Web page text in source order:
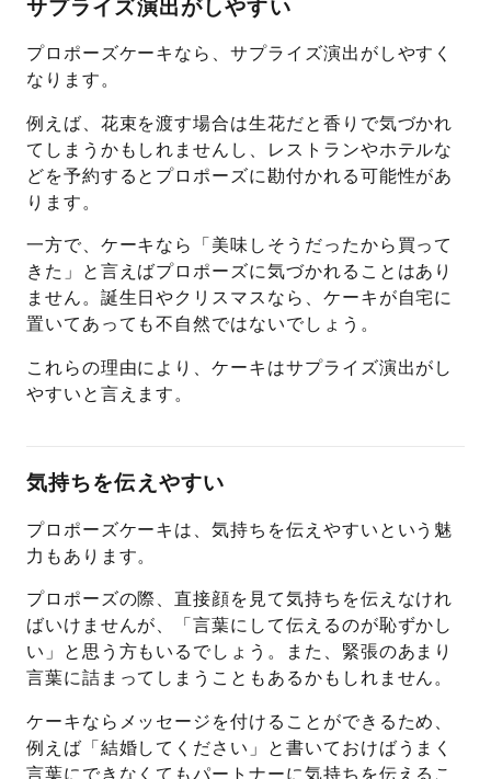
サプライズ演出がしやすい
プロポーズケーキなら、サプライズ演出がしやすく
なります。
例えば、花束を渡す場合は生花だと香りで気づかれ
てしまうかもしれませんし、レストランやホテルな
どを予約するとプロポーズに勘付かれる可能性があ
ります。
一方で、ケーキなら「美味しそうだったから買って
きた」と言えばプロポーズに気づかれることはあり
ません。誕生日やクリスマスなら、ケーキが自宅に
置いてあっても不自然ではないでしょう。
これらの理由により、ケーキはサプライズ演出がし
やすいと言えます。
気持ちを伝えやすい
プロポーズケーキは、気持ちを伝えやすいという魅
力もあります。
プロポーズの際、直接顔を見て気持ちを伝えなけれ
ばいけませんが、「言葉にして伝えるのが恥ずかし
い」と思う方もいるでしょう。また、緊張のあまり
言葉に詰まってしまうこともあるかもしれません。
ケーキならメッセージを付けることができるため、
例えば「結婚してください」と書いておけばうまく
言葉にできなくてもパートナーに気持ちを伝えるこ